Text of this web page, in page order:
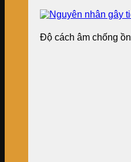
Độ cách âm chống ồn